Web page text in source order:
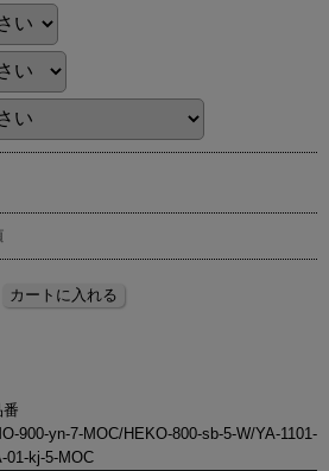
900-yn-7-MOC/HEKO-800-sb-5-W/YA-1101-
01-kj-5-MOC